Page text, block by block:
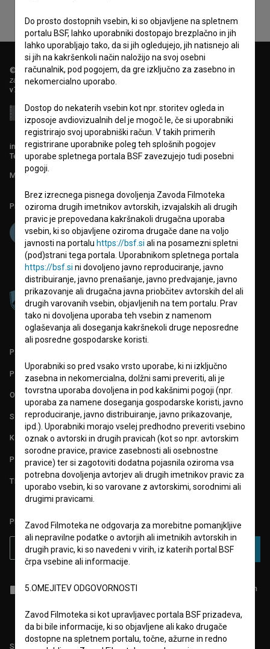
© 2018-2026, Filmoteka,
zavod za širjenje filmske kulture
v7.151.0
info@filmoteka.si
Tehnična pomoč: podpora@bsf.si
Mednarodna številka ISSN 2670-787X
Projekt sofinancira:
PARTNERJI
POGOJI UPORABE
O PROJEKTU
STATISTIKA
KONTAKT
POGOSTA VPRAŠANJA
TEST FUNKCIONALNOSTI
PRIJAVITE SE NA BSF NOVIČNIK:
PRIJAVA
Sprejemamsplošne pogojein dajem
za zbiranje, hrambo in
Sledite nam na:
Do prosto dostopnih vsebin, ki so objavljene na spletnem
portalu BSF, lahko uporabniki dostopajo brezplačno in jih
lahko uporabljajo tako, da si jih ogledujejo, jih natisnejo ali
si jih na kakršenkoli način naložijo na svoj osebni
računalnik, pod pogojem, da gre izključno za zasebno in
nekomercialno uporabo.
Dostop do nekaterih vsebin kot npr. storitev ogleda in
izposoje avdiovizualnih del je mogoč le, če si uporabniki
registrirajo svoj uporabniški račun. V takih primerih
registrirane uporabnike poleg teh splošnih pogojev
uporabe spletnega portala BSF zavezujejo tudi posebni
pogoji.
Brez izrecnega pisnega dovoljenja Zavoda Filmoteka
oziroma drugih imetnikov avtorskih, izvajalskih ali drugih
pravic je prepovedana kakršnakoli drugačna uporaba
vsebin, ki so objavljene oziroma drugače dane na voljo
javnosti na portalu https://bsf.si ali na posamezni spletni
(pod)strani tega portala. Uporabnikom spletnega portala
https://bsf.si ni dovoljeno javno reproduciranje, javno
distribuiranje, javno prenašanje, javno predvajanje, javno
prikazovanje ali drugačna javna priobčitev avtorskih del ali
drugih varovanih vsebin, objavljenih na tem portalu. Prav
tako ni dovoljena uporaba teh vsebin z namenom
oglaševanja ali doseganja kakršnekoli druge neposredne
ali posredne gospodarske koristi.
Uporabniki so pred vsako vrsto uporabe, ki ni izključno
zasebna in nekomercialna, dolžni sami preveriti, ali je
tovrstna uporaba dovoljena in pod kakšnimi pogoji (npr.
uporaba za namene doseganja gospodarske koristi, javno
reproduciranje, javno distribuiranje, javno prikazovanje,
ipd.). Uporabniki morajo vselej predhodno preveriti vsebino
oznak o avtorski in drugih pravicah (kot so npr. avtorskim
sorodne pravice, pravice zasebnosti ali osebnostne
pravice) ter si zagotoviti dodatna pojasnila oziroma vsa
potrebna dovoljenja avtorjev ali drugih imetnikov pravic za
uporabo vsebin, ki so varovane z avtorskimi, sorodnimi ali
drugimi pravicami.
Zavod Filmoteka ne odgovarja za morebitne pomanjkljive
ali nepravilne podatke o avtorjih ali imetnikih avtorskih in
drugih pravic, ki so navedeni v virih, iz katerih portal BSF
črpa vsebine ali informacije.
5.OMEJITEV ODGOVORNOSTI
Zavod Filmoteka si kot upravljavec portala BSF prizadeva,
da bi bile informacije, ki so objavljene ali kako drugače
dostopne na spletnem portalu, točne, ažurne in redno